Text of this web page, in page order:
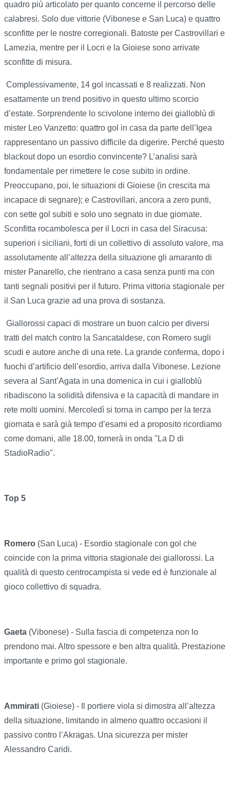
quadro più articolato per quanto concerne il percorso delle
calabresi. Solo due vittorie (Vibonese e San Luca) e quattro
sconfitte per le nostre corregionali. Batoste per Castrovillari e
Lamezia, mentre per il Locri e la Gioiese sono arrivate
sconfitte di misura.
Complessivamente, 14 gol incassati e 8 realizzati. Non
esattamente un trend positivo in questo ultimo scorcio
d’estate. Sorprendente lo scivolone interno dei gialloblù di
mister Leo Vanzetto: quattro gol in casa da parte dell’Igea
rappresentano un passivo difficile da digerire. Perché questo
blackout dopo un esordio convincente? L’analisi sarà
fondamentale per rimettere le cose subito in ordine.
Preoccupano, poi, le situazioni di Gioiese (in crescita ma
incapace di segnare); e Castrovillari, ancora a zero punti,
con sette gol subiti e solo uno segnato in due giornate.
Sconfitta rocambolesca per il Locri in casa del Siracusa:
superiori i siciliani, forti di un collettivo di assoluto valore, ma
assolutamente all’altezza della situazione gli amaranto di
mister Panarello, che rientrano a casa senza punti ma con
tanti segnali positivi per il futuro. Prima vittoria stagionale per
il San Luca grazie ad una prova di sostanza.
Giallorossi capaci di mostrare un buon calcio per diversi
tratti del match contro la Sancataldese, con Romero sugli
scudi e autore anche di una rete. La grande conferma, dopo i
fuochi d’artificio dell’esordio, arriva dalla Vibonese. Lezione
severa al Sant’Agata in una domenica in cui i gialloblù
ribadiscono la solidità difensiva e la capacità di mandare in
rete molti uomini. Mercoledì si torna in campo per la terza
giornata e sarà già tempo d’esami ed a proposito ricordiamo
come domani, alle 18.00, tornerà in onda "La D di
StadioRadio".
Top 5
Romero (San Luca) - Esordio stagionale con gol che
coincide con la prima vittoria stagionale dei giallorossi. La
qualità di questo centrocampista si vede ed è funzionale al
gioco collettivo di squadra.
Gaeta (Vibonese) - Sulla fascia di competenza non lo
prendono mai. Altro spessore e ben altra qualità. Prestazione
importante e primo gol stagionale.
Ammirati (Gioiese) - Il portiere viola si dimostra all’altezza
della situazione, limitando in almeno quattro occasioni il
passivo contro l’Akragas. Una sicurezza per mister
Alessandro Caridi.